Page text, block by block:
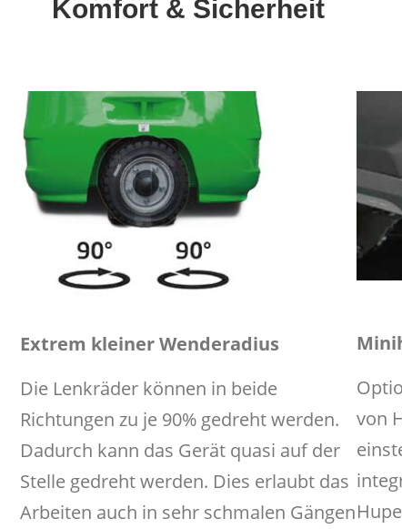
Komfort & Sicherheit
Extrem kleiner Wenderadius
Die Lenkräder können in beide
Richtungen zu je 90% gedreht werden.
Dadurch kann das Gerät quasi auf der
Stelle gedreht werden. Dies erlaubt das
Arbeiten auch in sehr schmalen Gängen
von